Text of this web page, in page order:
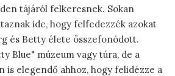
tájáról felkeresnek. Sokan
ide, hogy felfedezzék azokat
és Betty élete összefonódott.
Blue" múzeum vagy túra, de a
is elegendő ahhoz, hogy felidézze a